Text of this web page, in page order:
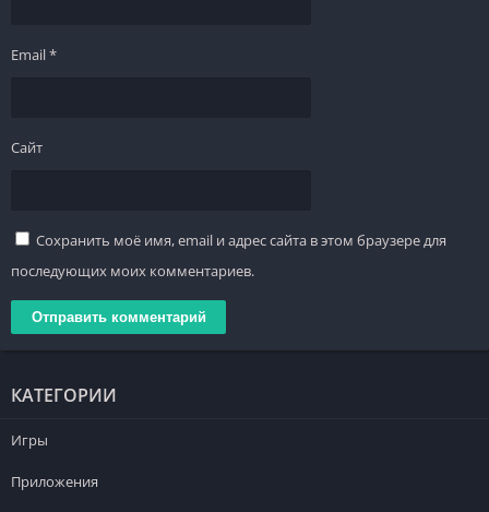
Email*
Сайт
Сохранить моё имя, email и адрес сайта в этом браузере для
последующих моих комментариев.
КАТЕГОРИИ
Игры
Приложения